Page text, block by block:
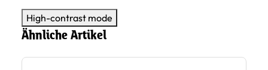
High-contrast mode
Ähnliche Artikel